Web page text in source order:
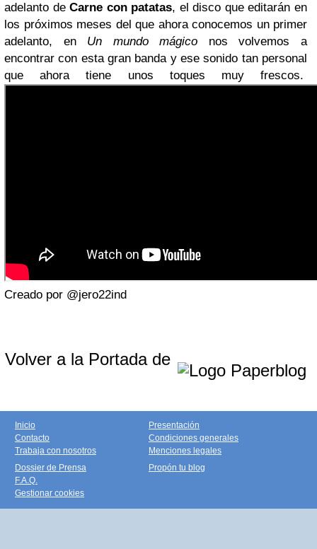
adelanto deCarne con patatas, el disco que editarán en
los próximos meses del que ahora conocemos un primer
adelanto, en Un mundo mágico nos volvemos a
encontrar con esta gran banda y ese sonido tan personal
que ahora tiene unos toques muy frescos.
Creado por @jero22ind
Volver a la Portada de
Inicio
Contacto
Trabaja con nosotros
Presentación
Condiciones generales
Menciones legales
Dossier de Prensa
F.A.Q.
Gestionar cookies
Propón tu blog